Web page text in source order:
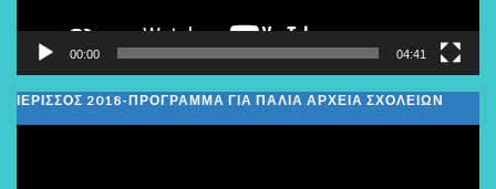
00:00 04:41
ΙΕΡΙΣΣΟΣ 2018-ΠΡΟΓΡΑΜΜΑ ΓΙΑ ΠΑΛΙΑ ΑΡΧΕΙΑ ΣΧΟΛΕΙΩΝ